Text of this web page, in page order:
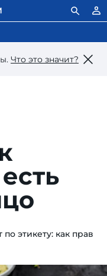
Что это значит?
по этикету: как